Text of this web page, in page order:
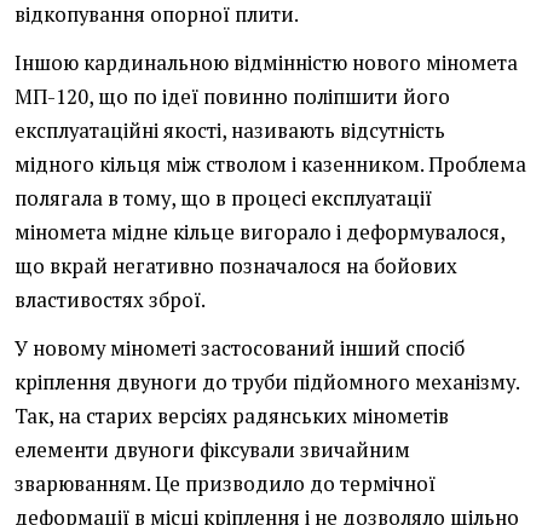
відкопування опорної плити.
Іншою кардинальною відмінністю нового міномета
МП-120, що по ідеї повинно поліпшити його
експлуатаційні якості, називають відсутність
мідного кільця між стволом і казенником. Проблема
полягала в тому, що в процесі експлуатації
міномета мідне кільце вигорало і деформувалося,
що вкрай негативно позначалося на бойових
властивостях зброї.
У новому мінометі застосований інший спосіб
кріплення двуноги до труби підйомного механізму.
Так, на старих версіях радянських мінометів
елементи двуноги фіксували звичайним
зварюванням. Це призводило до термічної
деформації в місці кріплення і не дозволяло щільно